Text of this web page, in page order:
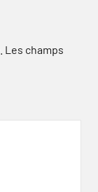
Les champs